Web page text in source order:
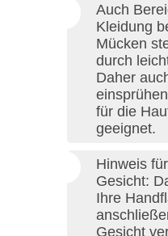
Auch
Kleidung
Mücken
durch
Daher
für die
geeignet.
Hinweis
Gesicht:
Ihre
Gesicht